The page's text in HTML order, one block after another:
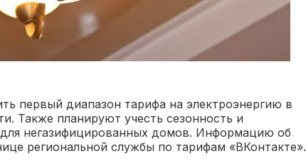
первый диапазон тарифа на электроэнергию в
Также планируют учесть сезонность и
негазифицированных домов. Информацию об
региональной службы по тарифам «ВКонтакте».